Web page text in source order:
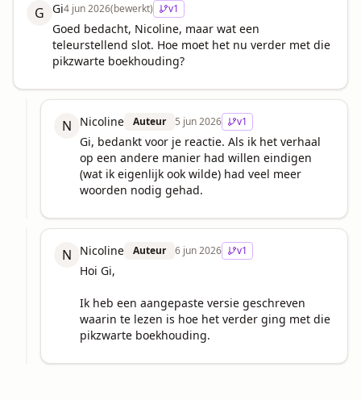
G Gi4 jun 2026(bewerkt) v1
Goed bedacht, Nicoline, maar wat een
teleurstellend slot. Hoe moet het nu verder met die
pikzwarte boekhouding?
N Nicoline Auteur 5 jun 2026 v1
Gi, bedankt voor je reactie. Als ik het verhaal
op een andere manier had willen eindigen
(wat ik eigenlijk ook wilde) had veel meer
woorden nodig gehad.
N Nicoline Auteur 6 jun 2026 v1
Hoi Gi,
Ik heb een aangepaste versie geschreven
waarin te lezen is hoe het verder ging met die
pikzwarte boekhouding.